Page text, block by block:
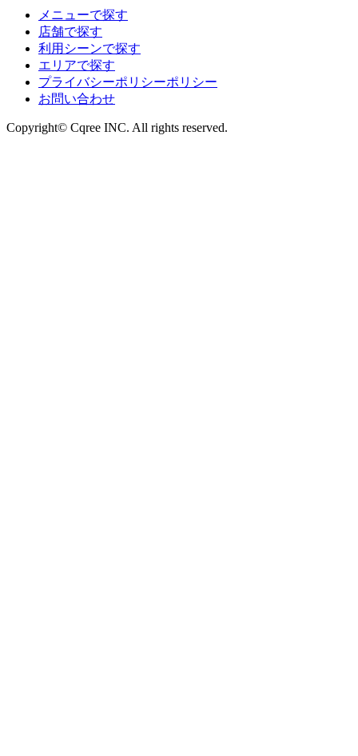
メニューで探す
店舗で探す
利用シーンで探す
エリアで探す
プライバシーポリシーポリシー
お問い合わせ
Copyright© Cqree INC. All rights reserved.